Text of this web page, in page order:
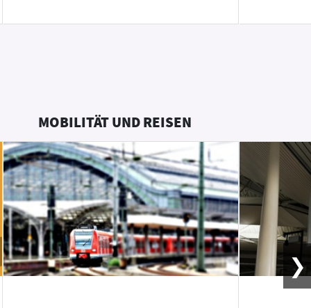
MOBILITÄT UND REISEN